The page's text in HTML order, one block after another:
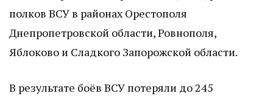
полков ВСУ в районах Орестополя
Днепропетровской области, Ровнополя,
Яблоково и Сладкого Запорожской области.
В результате боёв ВСУ потеряли до 245